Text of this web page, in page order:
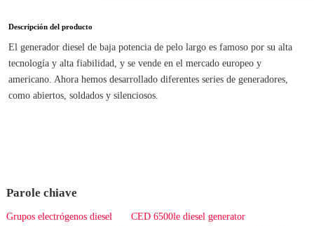
Descripción del producto
El generador diesel de baja potencia de pelo largo es famoso por su alta
tecnología y alta fiabilidad, y se vende en el mercado europeo y
americano. Ahora hemos desarrollado diferentes series de generadores,
como abiertos, soldados y silenciosos.
Parole chiave
Grupos electrógenos diesel
CED 6500le diesel generator